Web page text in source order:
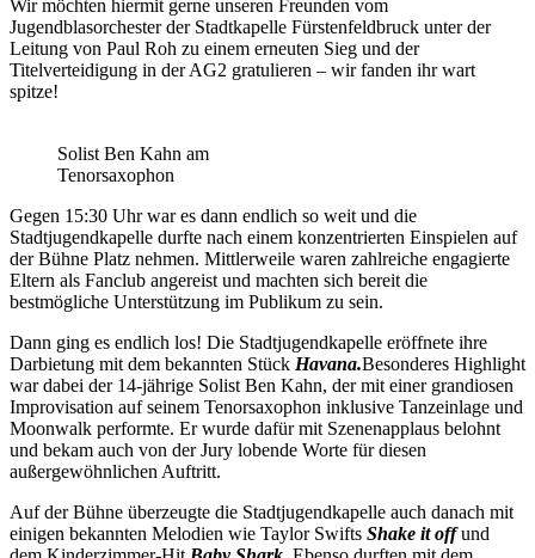
Wir möchten hiermit gerne unseren Freunden vom
Jugendblasorchester der Stadtkapelle Fürstenfeldbruck unter der
Leitung von Paul Roh zu einem erneuten Sieg und der
Titelverteidigung in der AG2 gratulieren – wir fanden ihr wart
spitze!
Solist Ben Kahn am
Tenorsaxophon
Gegen 15:30 Uhr war es dann endlich so weit und die
Stadtjugendkapelle durfte nach einem konzentrierten Einspielen auf
der Bühne Platz nehmen. Mittlerweile waren zahlreiche engagierte
Eltern als Fanclub angereist und machten sich bereit die
bestmögliche Unterstützung im Publikum zu sein.
Dann ging es endlich los! Die Stadtjugendkapelle eröffnete ihre
Darbietung mit dem bekannten Stück Havana.Besonderes Highlight
war dabei der 14-jährige Solist Ben Kahn, der mit einer grandiosen
Improvisation auf seinem Tenorsaxophon inklusive Tanzeinlage und
Moonwalk performte. Er wurde dafür mit Szenenapplaus belohnt
und bekam auch von der Jury lobende Worte für diesen
außergewöhnlichen Auftritt.
Auf der Bühne überzeugte die Stadtjugendkapelle auch danach mit
einigen bekannten Melodien wie Taylor Swifts Shake it offund